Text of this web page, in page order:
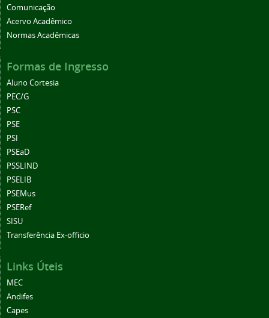
Comunicação
Acervo Acadêmico
Normas Acadêmicas
Formas de Ingresso
Aluno Cortesia
PEC/G
PSC
PSE
PSI
PSEaD
PSSLIND
PSELIB
PSEMus
PSERef
SISU
Transferência Ex-officio
Links Úteis
MEC
Andifes
Capes